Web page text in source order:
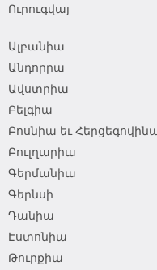
Ուրուգվայ
Ալբանիա
Անդորրա
Ավստրիա
Բելգիա
Բոսնիա եւ
Բուլղարիա
Գերմանիա
Գերնսի
Դանիա
Էստոնիա
Թուրքիա